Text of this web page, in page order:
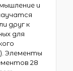
и
друг к
для
Элементы
28